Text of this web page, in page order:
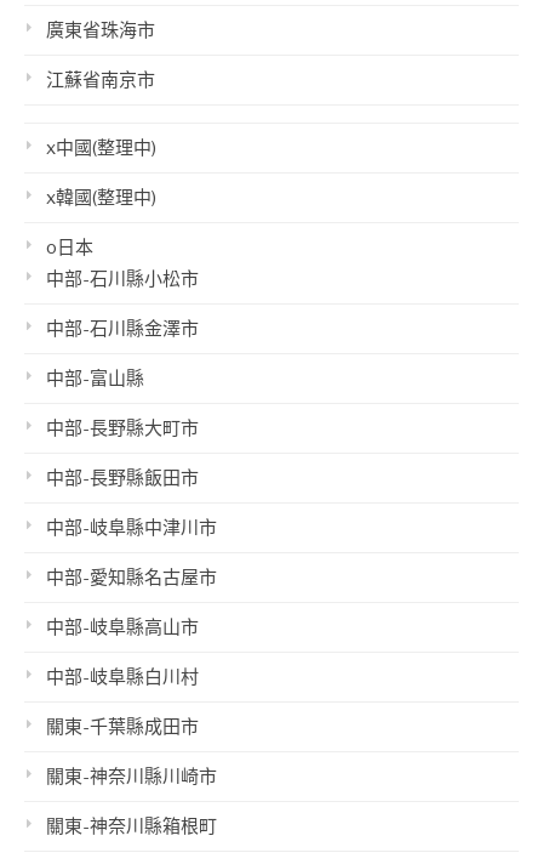
廣東省珠海市
江蘇省南京市
x中國(整理中)
x韓國(整理中)
o日本
中部-石川縣小松市
中部-石川縣金澤市
中部-富山縣
中部-長野縣大町市
中部-長野縣飯田市
中部-岐阜縣中津川市
中部-愛知縣名古屋市
中部-岐阜縣高山市
中部-岐阜縣白川村
關東-千葉縣成田市
關東-神奈川縣川崎市
關東-神奈川縣箱根町